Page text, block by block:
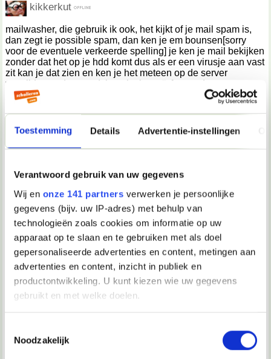
Toestemming Details Advertentie-instellingen
Verantwoord gebruik van uw gegevens
Wij en onze 141 partners verwerken je persoonlijke
gegevens (bijv. uw IP-adres) met behulp van
technologieën zoals cookies om informatie op uw
apparaat op te slaan en te gebruiken met als doel
gepersonaliseerde advertenties en content, metingen aan
advertenties en content, inzicht in publiek en
productontwikkeling. U kunt kiezen wie uw gegevens
gebruikt en met welke doelen.
Informatie verzamelen over uw geografische locatie, die
Noodzakelijk
kikkerkut
mailwasher, die gebruik ik ook, het kijkt of je mail spam is,
dan zegt ie possible spam, dan ken je em bounsen[sorry
voor de eventuele verkeerde spelling] je ken je mail bekijken
zonder dat het op je hdd komt dus als er een virusje aan vast
zit kan je dat zien en ken je het meteen op de server
verwijderen, dan wordt je ook niet geïnfecteerd.
je ken ook een blacklist aan maken dan zie je van de
betreffende gebuiker nooit meer een mail, tenzij je hem uit je
blacklist haalt.
het programma is shareware
www.mailwasher.net dus
13-03-2003, 15:24
kikkerkut
Big Brother schreef op 13-03-2003 @ 15:04:
yup